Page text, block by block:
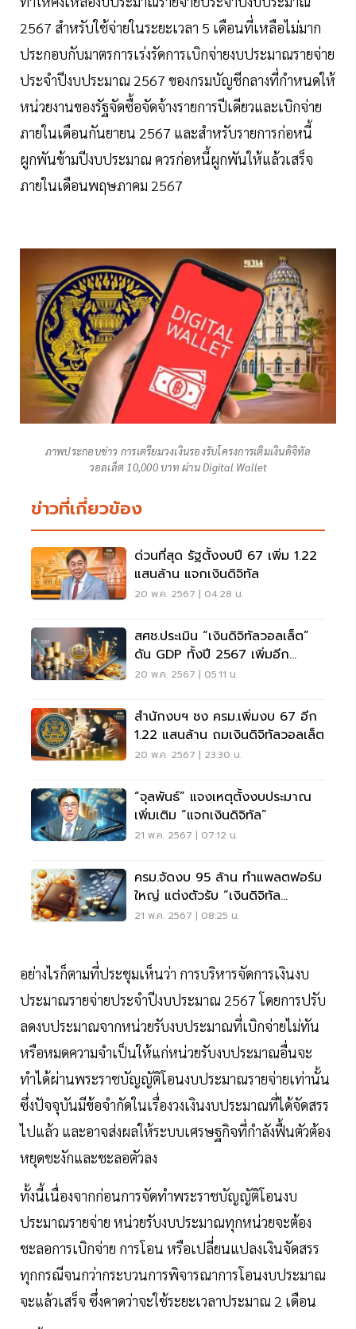
2567 สำหรับใช้จ่ายในระยะเวลา 5 เดือนที่เหลือไม่มาก
ประกอบกับมาตรการเร่งรัดการเบิกจ่ายงบประมาณรายจ่าย
ประจำปีงบประมาณ 2567 ของกรมบัญชีกลางที่กำหนดให้
หน่วยงานของรัฐจัดซื้อจัดจ้างรายการปีเดียวและเบิกจ่าย
ภายในเดือนกันยายน 2567 และสำหรับรายการก่อหนี้
ผูกพันข้ามปีงบประมาณ ควรก่อหนี้ผูกพันให้แล้วเสร็จ
ภายในเดือนพฤษภาคม 2567
ภาพประกอบข่าว การเตรียมวงเงินรองรับโครงการเติมเงินดิจิทัล
วอลเล็ต 10,000 บาท ผ่าน Digital Wallet
ข่าวที่เกี่ยวข้อง
ด่วนที่สุด รัฐตั้งงบปี 67 เพิ่ม 1.22
แสนล้าน แจกเงินดิจิทัล
20 พ.ค. 2567 | 04:28 น.
สศช.ประเมิน “เงินดิจิทัลวอลเล็ต”
ดัน GDP ทั้งปี 2567 เพิ่มอีก
0.25%
20 พ.ค. 2567 | 05:11 น.
สำนักงบฯ ชง ครม.เพิ่มงบ 67 อีก
1.22 แสนล้าน ถมเงินดิจิทัลวอลเล็ต
20 พ.ค. 2567 | 23:30 น.
“จุลพันธ์” แจงเหตุตั้งงบประมาณ
เพิ่มเติม “แจกเงินดิจิทัล”
21 พ.ค. 2567 | 07:12 น.
ครม.จัดงบ 95 ล้าน ทำแพลตฟอร์ม
ใหญ่ แต่งตัวรับ “เงินดิจิทัล
วอลเล็ต”
21 พ.ค. 2567 | 08:25 น.
อย่างไรก็ตามที่ประชุมเห็นว่า การบริหารจัดการเงินงบ
ประมาณรายจ่ายประจำปีงบประมาณ 2567 โดยการปรับ
ลดงบประมาณจากหน่วยรับงบประมาณที่เบิกจ่ายไม่ทัน
หรือหมดความจำเป็นให้แก่หน่วยรับงบประมาณอื่นจะ
ทำได้ผ่านพระราชบัญญัติโอนงบประมาณรายจ่ายเท่านั้น
ซึ่งปัจจุบันมีข้อจำกัดในเรื่องวงเงินงบประมาณที่ได้จัดสรร
ไปแล้ว และอาจส่งผลให้ระบบเศรษฐกิจที่กำลังฟื้นตัวต้อง
หยุดชะงักและชะลอตัวลง
ทั้งนี้เนื่องจากก่อนการจัดทำพระราชบัญญัติโอนงบ
ประมาณรายจ่าย หน่วยรับงบประมาณทุกหน่วยจะต้อง
ชะลอการเบิกจ่าย การโอน หรือเปลี่ยนแปลงเงินจัดสรร
ทุกกรณีจนกว่ากระบวนการพิจารณาการโอนงบประมาณ
จะแล้วเสร็จ ซึ่งคาดว่าจะใช้ระยะเวลาประมาณ 2 เดือน